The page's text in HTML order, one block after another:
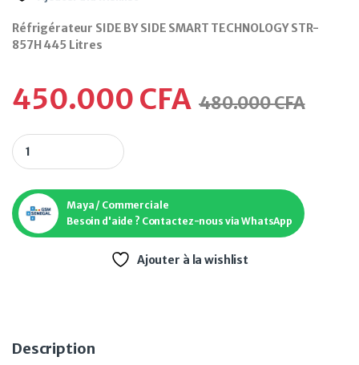
Réfrigérateur SIDE BY SIDE SMART TECHNOLOGY STR-
857H 445 Litres
450.000 CFA 480.000CFA
Réfrigérateur SIDE BY SIDE SMART TECHNOLOGY STR-
Maya / Commerciale
Besoin d'aide ? Contactez-nous via WhatsApp
Ajouter à la wishlist
Description